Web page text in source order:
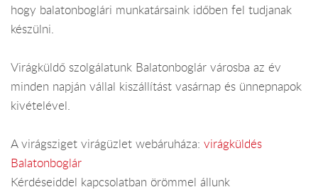
hogy balatonboglári munkatársaink időben fel tudjanak
készülni.
Virágküldő szolgálatunk Balatonboglár városba az év
minden napján vállal kiszállítást vasárnap és ünnepnapok
kivételével.
A virágsziget virágüzlet webáruháza: virágküldés
Balatonboglár
Kérdéseiddel kapcsolatban örömmel állunk